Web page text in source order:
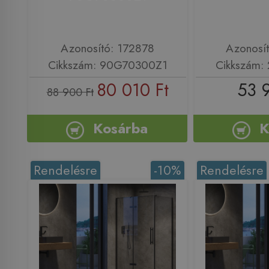
Azonosító: 172878
Cikkszám: 90G70300Z1
88 900 Ft 80 010 Ft
Kosárba
53
-10%
Rendelésre Rendelésre